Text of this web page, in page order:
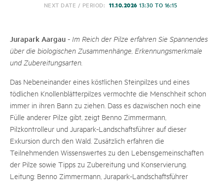
NEXT DATE / PERIOD: 11.10.2026 13:30 TO 16:15
Jurapark Aargau - Im Reich der Pilze erfahren Sie Spannendes
über die biologischen Zusammenhänge, Erkennungsmerkmale
und Zubereitungsarten.
Das Nebeneinander eines köstlichen Steinpilzes und eines
tödlichen Knollenblätterpilzes vermochte die Menschheit schon
immer in ihren Bann zu ziehen. Dass es dazwischen noch eine
Fülle anderer Pilze gibt, zeigt Benno Zimmermann,
Pilzkontrolleur und Jurapark-Landschaftsführer auf dieser
Exkursion durch den Wald. Zusätzlich erfahren die
Teilnehmenden Wissenswertes zu den Lebensgemeinschaften
der Pilze sowie Tipps zu Zubereitung und Konservierung.
Leitung: Benno Zimmermann, Jurapark-Landschaftsführer